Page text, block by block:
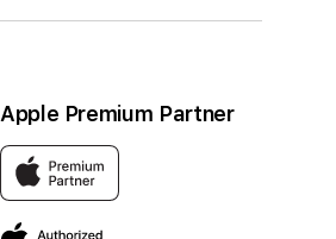
Apple Premium Partner